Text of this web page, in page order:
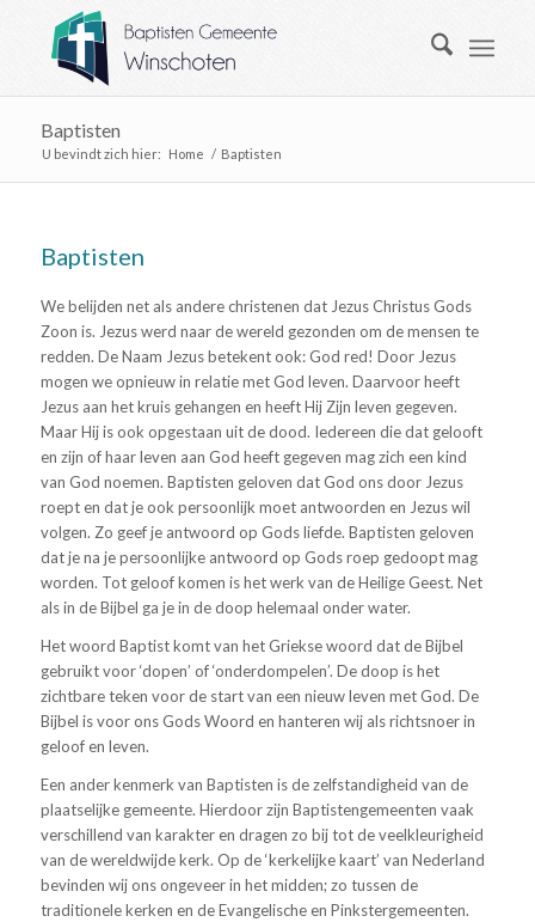
Baptisten
U bevindt zich hier: Home / Baptisten
Baptisten
We belijden net als andere christenen dat Jezus Christus Gods
Zoon is. Jezus werd naar de wereld gezonden om de mensen te
redden. De Naam Jezus betekent ook: God red! Door Jezus
mogen we opnieuw in relatie met God leven. Daarvoor heeft
Jezus aan het kruis gehangen en heeft Hij Zijn leven gegeven.
Maar Hij is ook opgestaan uit de dood. Iedereen die dat gelooft
en zijn of haar leven aan God heeft gegeven mag zich een kind
van God noemen. Baptisten geloven dat God ons door Jezus
roept en dat je ook persoonlijk moet antwoorden en Jezus wil
volgen. Zo geef je antwoord op Gods liefde. Baptisten geloven
dat je na je persoonlijke antwoord op Gods roep gedoopt mag
worden. Tot geloof komen is het werk van de Heilige Geest. Net
als in de Bijbel ga je in de doop helemaal onder water.
Het woord Baptist komt van het Griekse woord dat de Bijbel
gebruikt voor ‘dopen’ of ‘onderdompelen’. De doop is het
zichtbare teken voor de start van een nieuw leven met God. De
Bijbel is voor ons Gods Woord en hanteren wij als richtsnoer in
geloof en leven.
Een ander kenmerk van Baptisten is de zelfstandigheid van de
plaatselijke gemeente. Hierdoor zijn Baptistengemeenten vaak
verschillend van karakter en dragen zo bij tot de veelkleurigheid
van de wereldwijde kerk. Op de ‘kerkelijke kaart’ van Nederland
bevinden wij ons ongeveer in het midden; zo tussen de
traditionele kerken en de Evangelische en Pinkstergemeenten.